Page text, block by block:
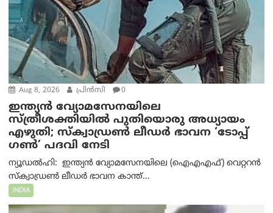
Aug 8, 2026 പ്രിന്‍സി 0
ഇന്ത്യൻ വ്യോമസേനയിലെ
സ്ത്രീശക്തിയിൽ പുതിയൊരു അധ്യായം
എഴുതി; സ്ക്വാഡ്രൺ ലീഡർ ഭാവന ‘ടോപ്പ്
ഗൺ’ പദവി നേടി
ന്യൂഡൽഹി: ഇന്ത്യൻ വ്യോമസേനയിലെ (ഐഎഎഫ്) വെറ്ററൻ
സ്ക്വാഡ്രൺ ലീഡർ ഭാവന കാന്ത്...
INDIA